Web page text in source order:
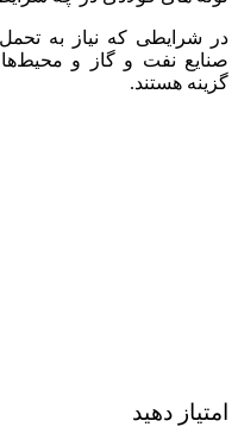
در شرایطی که نیاز به تحمل
صنایع نفت و گاز و
گزینه هستند.
امتیاز دهید